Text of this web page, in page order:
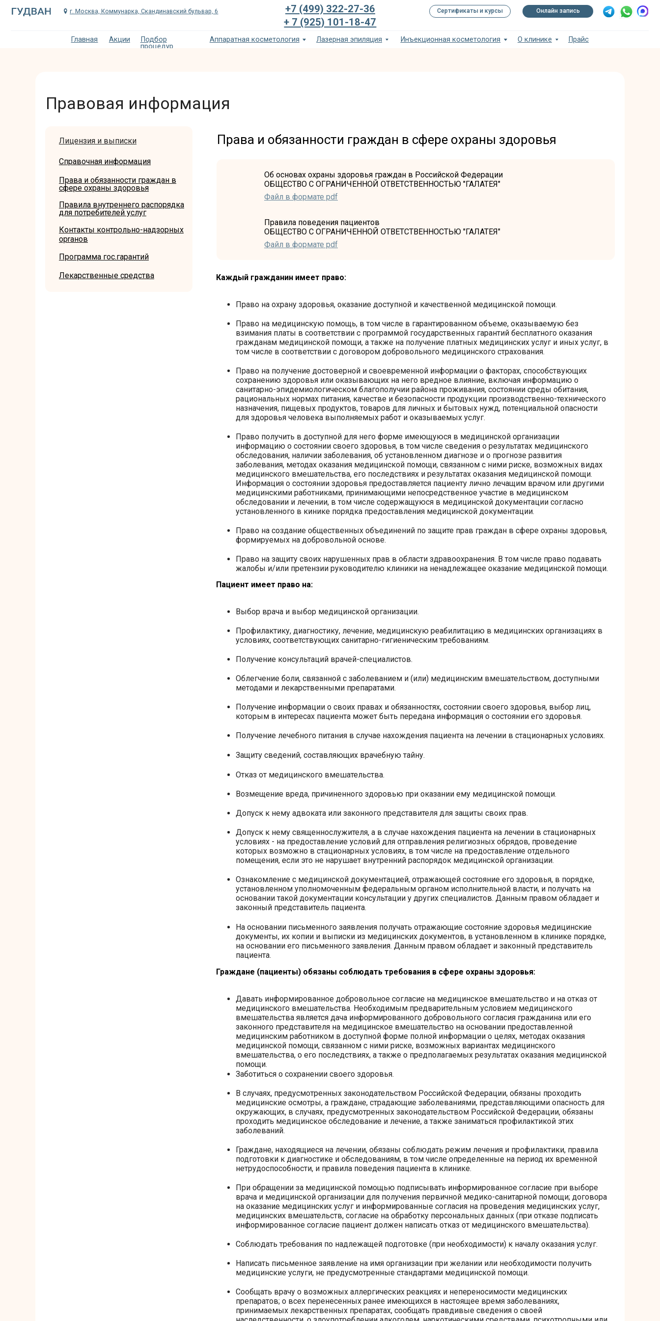
Акции
Главная
+7 (499) 322-27-36
+ 7 (925) 101-18-47
Аппаратная косметология Лазерная эпиляция Инъекционная косметология
Подбор
процедур
Прайс
Сертификаты и курсы Онлайн запись
г. Москва, Коммунарка, Скандинавский бульвар, 6
Справочная информация
Правила внутреннего распорядка
для потребителей услуг
Права и обязанности граждан в
сфере охраны здоровья
Лекарственные средства
Контакты контрольно-надзорных
opraнов
Программа гос.гарантий
Лицензия и выписки Права и обязанности граждан в сфере охраны здоровья
Правовая информация
Каждый гражданин имеет право:
Право на защиту своих нарушенных прав в области здравоохранения. В том числе право подавать
жалобы и/или претензии руководителю клиники на ненадлежащее оказание медицинской помощи.
Право на медицинскую помощь, в том числе в гарантированном объеме, оказываемую без
взимания платы в соответствии с программой государственных гарантий бесплатного оказания
гражданам медицинской помощи, а также на получение платных медицинских услуг и иных услуг, в
том числе в соответствии с договором добровольного медицинского страхования.
Право получить в доступной для него форме имеющуюся в медицинской организации
информацию о состоянии своего здоровья, в том числе сведения о результатах медицинского
обследования, наличии заболевания, об установленном диагнозе и о прогнозе развития
заболевания, методах оказания медицинской помощи, связанном с ними риске, возможных видах
медицинского вмешательства, его последствиях и результатах оказания медицинской помощи.
Информация о состоянии здоровья предоставляется пациенту лично лечащим врачом или другими
медицинскими работниками, принимающими непосредственное участие в медицинском
обследовании и лечении, в том числе содержащуюся в медицинской документации согласно
установленного в кинике порядка предоставления медицинской документации.
Право на создание общественных объединений по защите прав граждан в сфере охраны здоровья,
формируемых на добровольной основе.
Право на охрану здоровья, оказание доступной и качественной медицинской помощи.
Право на получение достоверной и своевременной информации о факторах, способствующих
сохранению здоровья или оказывающих на него вредное влияние, включая информацию о
санитарно-эпидемиологическом благополучии района проживания, состоянии среды обитания,
рациональных нормах питания, качестве и безопасности продукции производственно-технического
назначения, пищевых продуктов, товаров для личных и бытовых нужд, потенциальной опасности
для здоровья человека выполняемых работ и оказываемых услуг.
Пациент имеет право на:
Получение лечебного питания в случае нахождения пациента на лечении в стационарных условиях.
Профилактику, диагностику, лечение, медицинскую реабилитацию в медицинских организациях в
условиях, соответствующих санитарно-гигиеническим требованиям.
Облегчение боли, связанной с заболеванием и (или) медицинским вмешательством, доступными
методами и лекарственными препаратами.
Получение информации о своих правах и обязанностях, состоянии своего здоровья, выбор лиц,
которым в интересах пациента может быть передана информация о состоянии его здоровья.
Выбор врача и выбор медицинской организации.
Получение консультаций врачей-специалистов.
Защиту сведений, составляющих врачебную тайну.
Отказ от медицинского вмешательства.
Возмещение вреда, причиненного здоровью при оказании ему медицинской помощи.
Допуск к нему адвоката или законного представителя для защиты своих прав.
Допуск к нему священнослужителя, а в случае нахождения пациента на лечении в стационарных
условиях - на предоставление условий для отправления религиозных обрядов, проведение
которых возможно в стационарных условиях, в том числе на предоставление отдельного
помещения, если это не нарушает внутренний распорядок медицинской организации.
Ознакомление с медицинской документацией, отражающей состояние его здоровья, в порядке,
установленном уполномоченным федеральным органом исполнительной власти, и получать на
основании такой документации консультации у других специалистов. Данным правом обладает и
законный представитель пациента.
На основании письменного заявления получать отражающие состояние здоровья медицинские
документы, их копии и выписки из медицинских документов, в установленном в клинике порядке,
на основании его письменного заявления. Данным правом обладает и законный представитель
пациента.
Граждане (пациенты) обязаны соблюдать требования в сфере охраны здоровья:
Давать информированное добровольное согласие на медицинское вмешательство и на отказ от
медицинского вмешательства. Необходимым предварительным условием медицинского
вмешательства является дача информированного добровольного согласия гражданина или его
законного представителя на медицинское вмешательство на основании предоставленной
медицинским работником в доступной форме полной информации о целях, методах оказания
медицинской помощи, связанном с ними риске, возможных вариантах медицинского
вмешательства, о его последствиях, а также о предполагаемых результатах оказания медицинской
помощи.
Заботиться о сохранении своего здоровья.
В случаях, предусмотренных законодательством Российской Федерации, обязаны проходить
медицинские осмотры, а граждане, страдающие заболеваниями, представляющими опасность для
окружающих, в случаях, предусмотренных законодательством Российской Федерации, обязаны
проходить медицинское обследование и лечение, а также заниматься профилактикой этих
заболеваний.
Граждане, находящиеся на лечении, обязаны соблюдать режим лечения и профилактики, правила
подготовки к диагностике и обследованиям, в том числе определенные на период их временной
нетрудоспособности, и правила поведения пациента в клинике.
При обращении за медицинской помощью подписывать информированное согласие при выборе
врача и медицинской организации для получения первичной медико-санитарной помощи; договора
на оказание медицинских услуг и информированные согласия на проведения медицинских услуг,
медицинских вмешательств, согласие на обработку персональных данных (при отказе подписать
информированное согласие пациент должен написать отказ от медицинского вмешательства).
Соблюдать требования по надлежащей подготовке (при необходимости) к началу оказания услуг.
Написать письменное заявление на имя организации при желании или необходимости получить
медицинские услуги, не предусмотренные стандартами медицинской помощи.
Сообщать врачу о возможных аллергических реакциях и непереносимости медицинских
препаратов; о всех перенесенных ранее имеющихся в настоящее время заболеваниях,
принимаемых лекарственных препаратах, сообщать правдивые сведения о своей
Файл в формате pdf
Правила поведения пациентов
ОБЩЕСТВО С ОГРАНИЧЕННОЙ ОТВЕТСТВЕННОСТЬЮ "ГАЛАТЕЯ"
Файл в формате pdf
Об основах охраны здоровья граждан в Российской Федерации
ОБЩЕСТВО С ОГРАНИЧЕННОЙ ОТВЕТСТВЕННОСТЬЮ "ГАЛАТЕЯ"